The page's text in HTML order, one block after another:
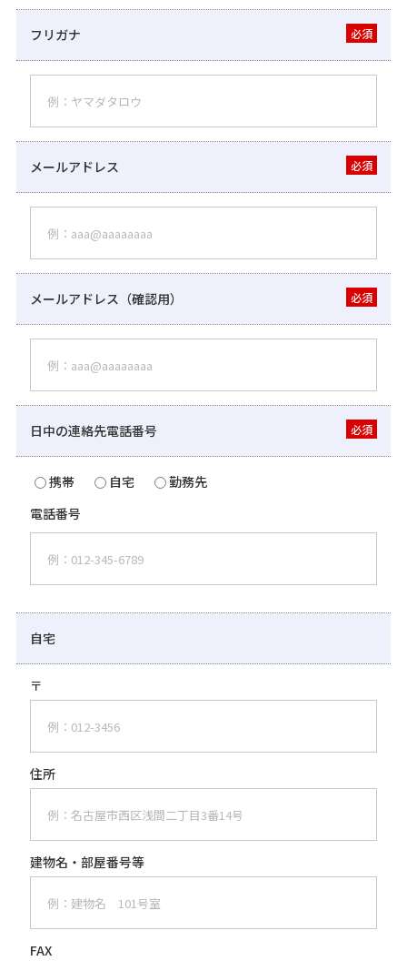
フリガナ 必須
メールアドレス 必須
メールアドレス（確認用） 必須
日中の連絡先電話番号 必須
携帯 自宅
勤務先
電話番号
自宅
〒
住所
建物名・ 部屋番号等
FAX